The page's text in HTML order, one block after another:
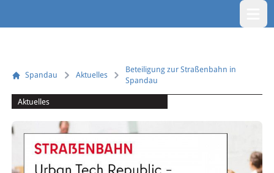
Spandau Aktuelles
Beteiligung zur Straßenbahn in
Spandau
Aktuelles